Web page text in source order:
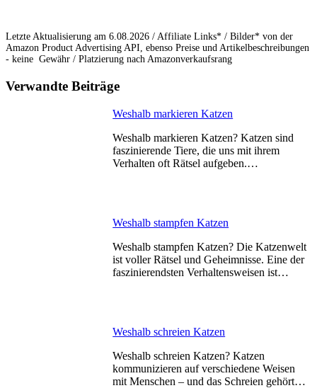
Letzte Aktualisierung am 6.08.2026 / Affiliate Links* / Bilder* von der
Amazon Product Advertising API, ebenso Preise und Artikelbeschreibungen
- keine Gewähr / Platzierung nach Amazonverkaufsrang
Verwandte Beiträge
Weshalb markieren Katzen
Weshalb markieren Katzen? Katzen sind
faszinierende Tiere, die uns mit ihrem
Verhalten oft Rätsel aufgeben.…
Weshalb stampfen Katzen
Weshalb stampfen Katzen? Die Katzenwelt
ist voller Rätsel und Geheimnisse. Eine der
faszinierendsten Verhaltensweisen ist…
Weshalb schreien Katzen
Weshalb schreien Katzen? Katzen
kommunizieren auf verschiedene Weisen
mit Menschen – und das Schreien gehört…